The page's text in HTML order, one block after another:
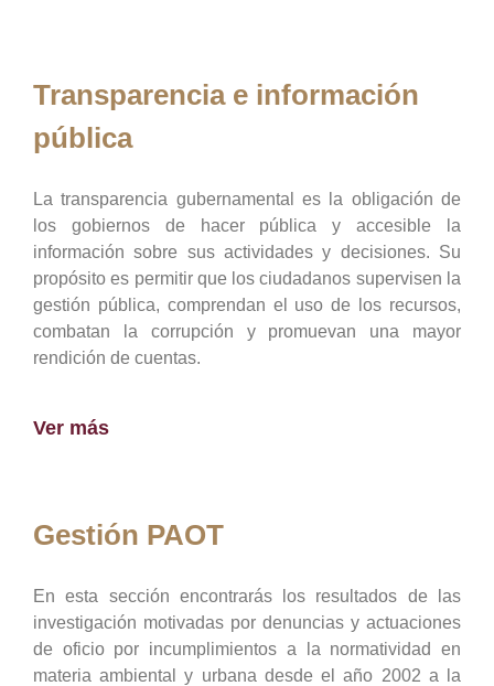
Transparencia e información
pública
La transparencia gubernamental es la obligación de
los gobiernos de hacer pública y accesible la
información sobre sus actividades y decisiones. Su
propósito es permitir que los ciudadanos supervisen la
gestión pública, comprendan el uso de los recursos,
combatan la corrupción y promuevan una mayor
rendición de cuentas.
Ver más
Gestión PAOT
En esta sección encontrarás los resultados de las
investigación motivadas por denuncias y actuaciones
de oficio por incumplimientos a la normatividad en
materia ambiental y urbana desde el año 2002 a la